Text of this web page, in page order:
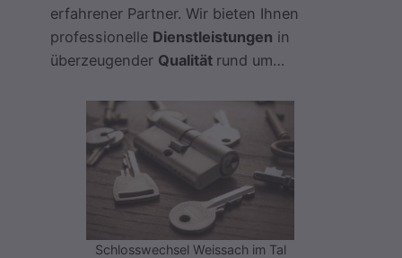
erfahrener Partner. Wir bieten Ihnen
professionelle Dienstleistungen in
überzeugender Qualität rund um…
Schlosswechsel Weissach im Tal